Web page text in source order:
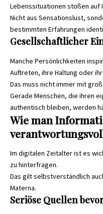
Lebenssituationen stoßen auf
Nicht aus Sensationslust,
bestimmten Erfahrungen
Gesellschaftlicher
Manche Persönlichkeiten
Auftreten, ihre Haltung oder
Das muss nicht immer mit
Gerade Menschen, die ihren
authentisch bleiben, werden
Wie man
Im digitalen Zeitalter ist es
zu hinterfragen.
Das gilt selbstverständlich
Materna.
Seriöse Quellen